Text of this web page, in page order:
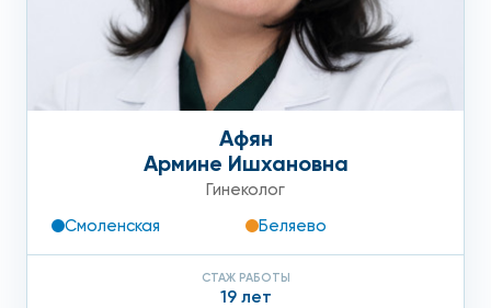
Афян
Армине Ишхановна
Гинеколог
Смоленская
Беляево
СТАЖ РАБОТЫ
19 лет